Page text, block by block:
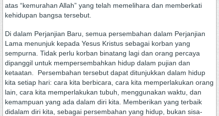
atas “kemurahan Allah” yang telah memelihara dan memberkati
kehidupan bangsa tersebut.
Di dalam Perjanjian Baru, semua persembahan dalam Perjanjian
Lama menunjuk kepada Yesus Kristus sebagai korban yang
sempurna. Tidak perlu korban binatang lagi dan orang percaya
dipanggil untuk mempersembahkan hidup dalam pujian dan
ketaatan. Persembahan tersebut dapat ditunjukkan dalam hidup
kita setiap hari: cara kita berbicara, cara kita memperlakukan orang
lain, cara kita memperlakukan tubuh, menggunakan waktu, dan
kemampuan yang ada dalam diri kita. Memberikan yang terbaik
didalam diri kita, sebagai persembahan yang hidup, bukan sisa-